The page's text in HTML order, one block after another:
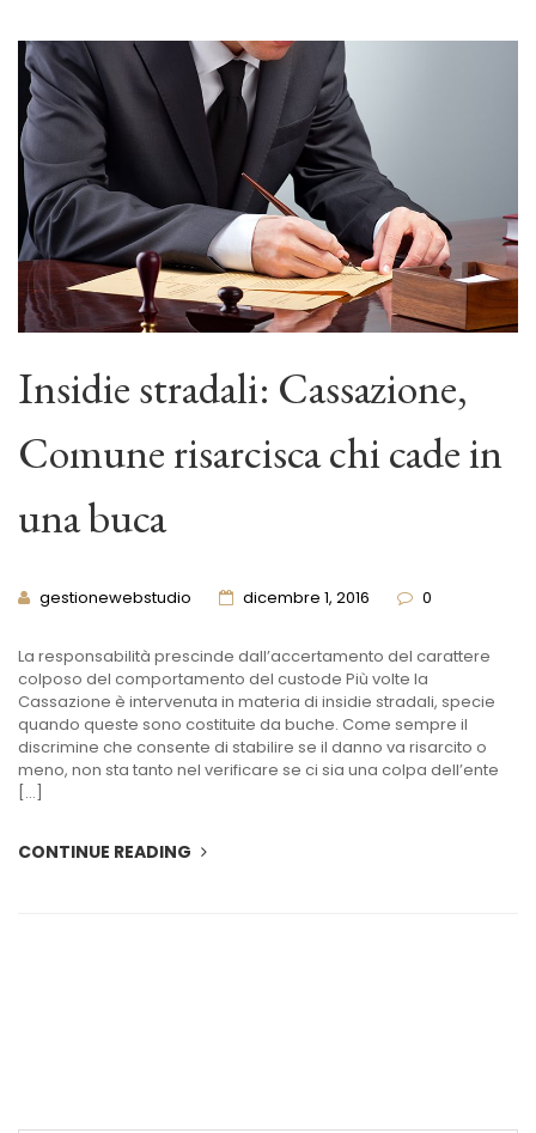
Insidie stradali: Cassazione,
Comune risarcisca chi cade in
una buca
gestionewebstudio dicembre 1, 2016 0
La responsabilità prescinde dall’accertamento del carattere
colposo del comportamento del custode Più volte la
Cassazione è intervenuta in materia di insidie stradali, specie
quando queste sono costituite da buche. Come sempre il
discrimine che consente di stabilire se il danno va risarcito o
meno, non sta tanto nel verificare se ci sia una colpa dell’ente
[…]
CONTINUE READING